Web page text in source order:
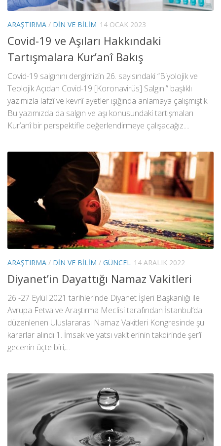
ARAŞTIRMA / DIN VE BILIM 14 OCAK 2023
Covid-19 ve Aşıları Hakkındaki
Tartışmalara Kur’anî Bakış
Covid-19 salgınını dergimizin 26. sayısındaki “Biyolojik ve
Teolojik Açıdan Covid-19 [Koronavirüs] Salgını” başlıklı
yazımızla lafzî ve kevnî ayetler ışığında anlamaya çalışmıştık.
Bu yazımızda da salgın ve aşı konusundaki tartışmaları
Kur’anî bir perspektifle değerlendirmeye çalışacağız....
ARAŞTIRMA / DIN VE BILIM / GÜNCEL 14 ARALIK 2022
Diyanet’in Dayattığı Namaz Vakitleri
26 -27 Eylül 2021 tarihlerinde Diyanet İşleri Başkanlığı ile
Avrupa Fetva ve Araştırma Meclisi tarafından İstanbul’da
düzenlenen Uluslararası Namaz Vakitleri Kongresinde şu
kararlar alındı 1. İmsak ve yatsı vakitlerinin takdirinde şer’î
gecenin üçte biri,...